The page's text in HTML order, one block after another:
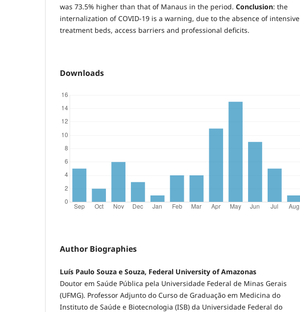
was 73.5% higher than that of Manaus in the period. Conclusion: the
internalization of COVID-19 is a warning, due to the absence of intensive
treatment beds, access barriers and professional deficits.
Downloads
Author Biographies
Luís Paulo Souza e Souza, Federal University of Amazonas
Doutor em Saúde Pública pela Universidade Federal de Minas Gerais
(UFMG). Professor Adjunto do Curso de Graduação em Medicina do
Instituto de Saúde e Biotecnologia (ISB) da Universidade Federal do